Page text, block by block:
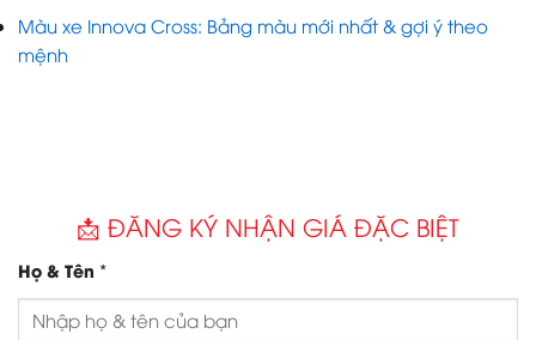
Màu xe Innova Cross: Bảng màu mới nhất & gợi ý theo
mệnh
📩 ĐĂNG KÝ NHẬN GIÁ ĐẶC BIỆT
Họ & Tên *